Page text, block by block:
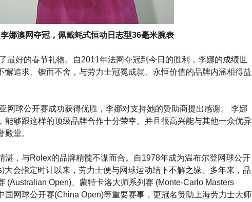
娜澳网夺冠，佩戴蚝式恒动日志型36毫米腕表
最好的春节礼物。自2011年法网夺冠到今日的胜利，李娜的成绩世
懈追求、锲而不舍，与劳力士冠冕成就、永恒价值的品牌内涵相得益
网球公开赛成功获得优胜，李娜对支持她的赞助商提出感谢。 李娜
能够跟这样的顶级品牌合作十分荣幸。并且很高兴能与其他一众优异
堂。
湛，与Rolex的品牌精髓不谋而合。自1978年成为温布尔登网球公开
会指定时计以来，劳力士便与网球运动结下不解之缘。多年来，品
(Australian Open)、蒙特卡洛大师系列赛 (Monte-Carlo Masters
国网球公开赛(China Open)等重要赛事，更冠名赞助上海劳力士大师